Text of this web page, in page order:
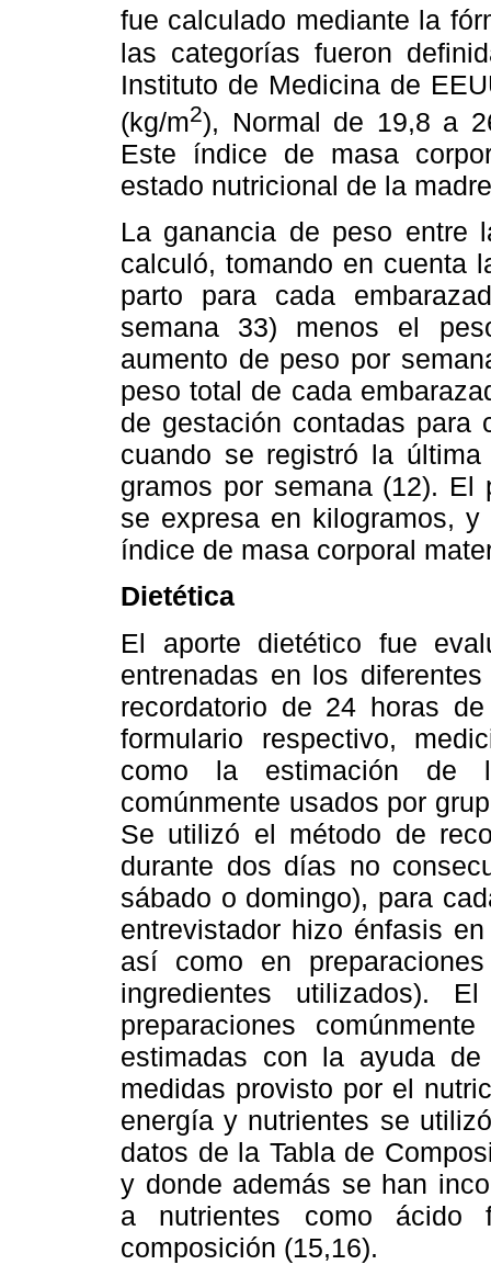
fue calculado mediante la
las categorías fueron
Instituto de Medicina de
(kg/m2), Normal de 19,8 a
Este índice de masa
estado nutricional de la
La ganancia de peso entre
calculó, tomando en cuenta
parto para cada
semana 33) menos el
aumento de peso por
peso total de cada
de gestación contadas para
cuando se registró la
gramos por semana (12). El
se expresa en kilogramos,
índice de masa corporal
Dietética
El aporte dietético fue
entrenadas en los
recordatorio de 24 horas
formulario respectivo,
como la estimación de
comúnmente usados por
Se utilizó el método de
durante dos días no
sábado o domingo), para
entrevistador hizo énfasis
así como en
ingredientes utilizados).
preparaciones
estimadas con la ayuda
medidas provisto por el
energía y nutrientes se
datos de la Tabla de
y donde además se han
a nutrientes como
composición (15,16).